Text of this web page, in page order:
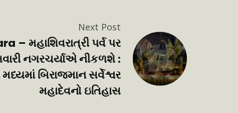
#
Next Post
– મહાશિવરાત્રી પર્વ પર
નગરચર્યાએ નીકળશે :
બિરાજમાન સર્વેશ્વર
મહાદેવનો ઇતિહાસ